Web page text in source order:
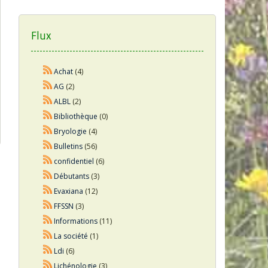
Flux
Achat (4)
AG (2)
ALBL (2)
Bibliothèque (0)
Bryologie (4)
Bulletins (56)
confidentiel (6)
Débutants (3)
Evaxiana (12)
FFSSN (3)
Informations (11)
La société (1)
Ldi (6)
Lichénologie (3)